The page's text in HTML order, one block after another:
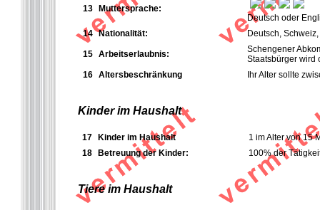
13
Muttersprache:
Deutsch oder
14 Nationalität: Deutsch,
15 Arbeitserlaubnis:
Schengener
Staatsbürger wird
16 Altersbeschränkung Ihr Alter sollte
Kinder im Haushalt
17 Kinder im Haushalt
1 im Alter von 15
18
Betreuung der Kinder: 100% der
Tiere im Haushalt